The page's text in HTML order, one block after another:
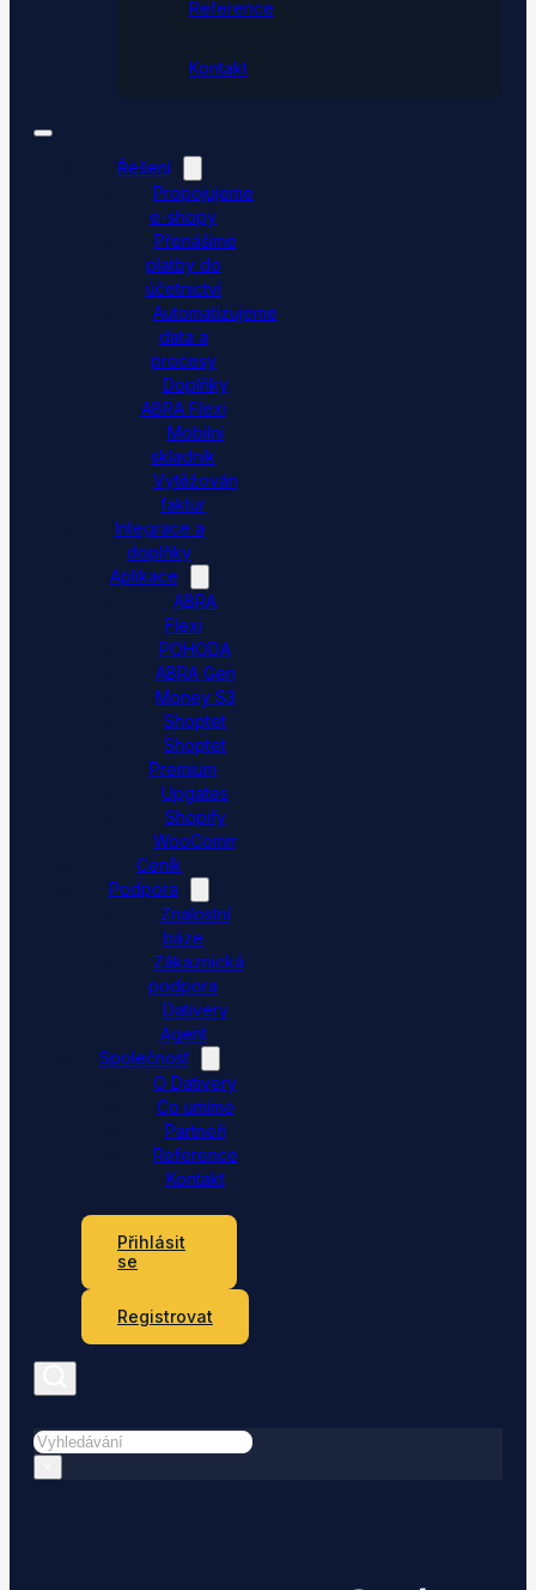
Reference
Kontakt
Řešení
Propojujeme
e-shopy
Přenášíme
platby do
účetnictví
Automatizujeme
data a
procesy
Doplňky
ABRA Flexi
Mobilní
skladník
Vytěžování
faktur
Integrace a
doplňky
Aplikace
ABRA
Flexi
POHODA
ABRA Gen
Money S3
Shoptet
Shoptet
Premium
Upgates
Shopify
WooCommerce
Ceník
Podpora
Znalostní
báze
Zákaznická
podpora
Dativery
Agent
Společnost
O Dativery
Co umíme
Partneři
Reference
Kontakt
Přihlásit
se
Registrovat
Hledat